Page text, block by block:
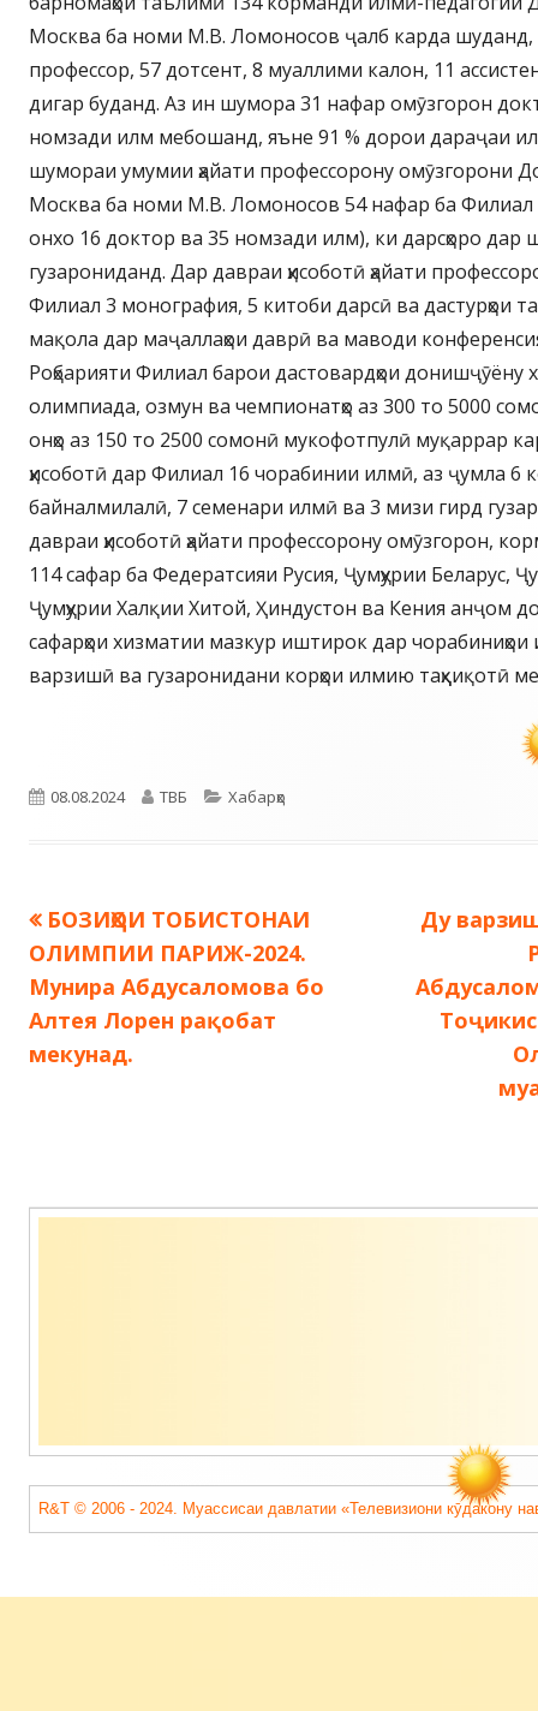
Москва ба номи М.В. Ломоносов ҷалб карда шуданд,
профессор, 57 дотсент, 8 муаллими калон, 11
дигар буданд. Аз ин шумора 31 нафар омӯзгорон
номзади илм мебошанд, яъне 91 % дорои дараҷаи
шумораи умумии ҳайати профессорону омӯзгорони
Москва ба номи М.В. Ломоносов 54 нафар ба
онхо 16 доктор ва 35 номзади илм), ки дарсҳоро дар
гузарониданд. Дар давраи ҳисоботӣ ҳайати
Филиал 3 монография, 5 китоби дарсӣ ва дастурҳои
мақола дар маҷаллаҳои даврӣ ва маводи
Роҳбарияти Филиал барои дастовардҳои донишҷӯёну
олимпиада, озмун ва чемпионатҳо аз 300 то 5000
онҳо аз 150 то 2500 сомонӣ мукофотпулӣ муқаррар
ҳисоботӣ дар Филиал 16 чорабинии илмӣ, аз ҷумла 6
байналмилалӣ, 7 семенари илмӣ ва 3 мизи гирд
давраи ҳисоботӣ ҳайати профессорону омӯзгорон,
114 сафар ба Федератсияи Русия, Ҷумҳурии Беларус,
Ҷумҳурии Халқии Хитой, Ҳиндустон ва Кения анҷом
сафарҳои хизматии мазкур иштирок дар чорабиниҳои
варзишӣ ва гузаронидани корҳои илмию таҳқиқотӣ
Опубликовано
08.08.2024 Автор
ТВБ Рубрики
Хабарҳо
Навигация
по
записям
Предыдущая
запись:
БОЗИҲОИ ТОБИСТОНАИ
ОЛИМПИИ ПАРИЖ-2024.
Мунира Абдусаломова бо
Алтея Лорен рақобат
мекунад.
Ду
Содержимое
R&T © 2006 - 2024. Муассисаи давлатии «Телевизиони кӯдакону